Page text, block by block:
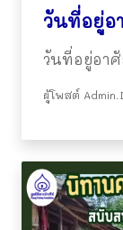
วันที่อยู่อ
วันที่อยู่อา
ผู้โพสต์